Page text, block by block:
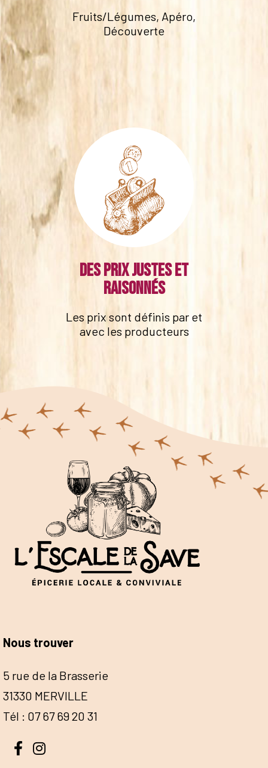
Fruits/Légumes, Apéro,
Découverte
Des prix justes et
raisonnés
Les prix sont définis par et
avec les producteurs
Nous trouver
5 rue de la Brasserie
31330 MERVILLE
Tél : 07 67 69 20 31